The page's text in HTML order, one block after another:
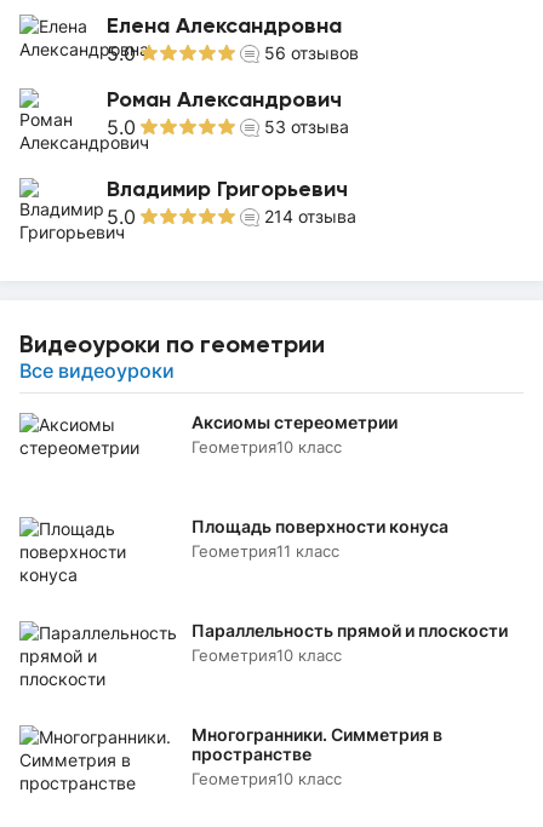
Елена Александровна
5.0 56 отзывов
Роман Александрович
5.0 53 отзыва
Владимир Григорьевич
5.0 214 отзыва
Видеоуроки по геометрии
Все видеоуроки
Аксиомы стереометрии
Геометрия10 класс
Площадь поверхности конуса
Геометрия11 класс
Параллельность прямой и плоскости
Геометрия10 класс
Многогранники. Симметрия в
пространстве
Геометрия10 класс